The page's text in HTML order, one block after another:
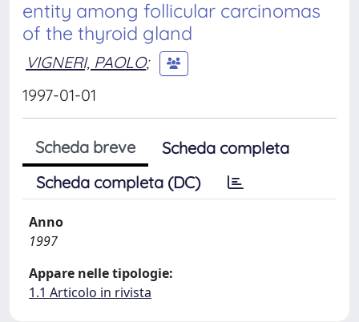
entity among follicular carcinomas
of the thyroid gland
VIGNERI, PAOLO;
1997-01-01
Scheda breve
Scheda completa
Scheda completa (DC)
Anno
1997
Appare nelle tipologie:
1.1 Articolo in rivista